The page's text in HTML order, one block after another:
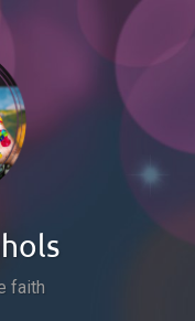
faith